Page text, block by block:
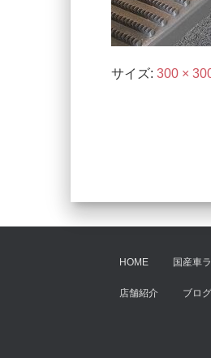
サイズ: 300 ×
HOME 国産車
店舗紹介 ブログ